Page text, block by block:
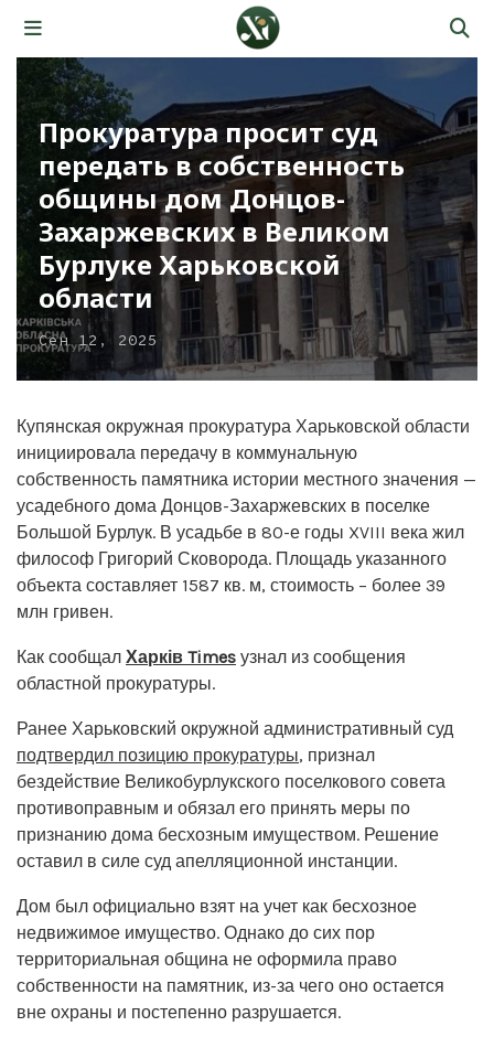
Прокуратура просит суд
передать в собственность
общины дом Донцов-
Захаржевских в Великом
Бурлуке Харьковской
области
Сен 12, 2025
Купянская окружная прокуратура Харьковской области
инициировала передачу в коммунальную
собственность памятника истории местного значения —
усадебного дома Донцов-Захаржевских в поселке
Большой Бурлук. В усадьбе в 80-е годы XVIII века жил
философ Григорий Сковорода. Площадь указанного
объекта составляет 1587 кв. м, стоимость – более 39
млн гривен.
Как сообщал Харків Times узнал из сообщения
областной прокуратуры.
Ранее Харьковский окружной административный суд
подтвердил позицию прокуратуры, признал
бездействие Великобурлукского поселкового совета
противоправным и обязал его принять меры по
признанию дома бесхозным имуществом. Решение
оставил в силе суд апелляционной инстанции.
Дом был официально взят на учет как бесхозное
недвижимое имущество. Однако до сих пор
территориальная община не оформила право
собственности на памятник, из-за чего оно остается
вне охраны и постепенно разрушается.